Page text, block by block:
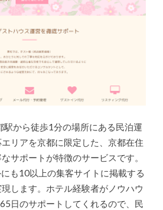
駅から徒歩1分の場所にある民泊運
リアを京都に限定した、京都在住
サポートが特徴のサービスです。
も10以上の集客サイトに掲載する
します。ホテル経験者がノウハウ
日のサポートしてくれるので、民